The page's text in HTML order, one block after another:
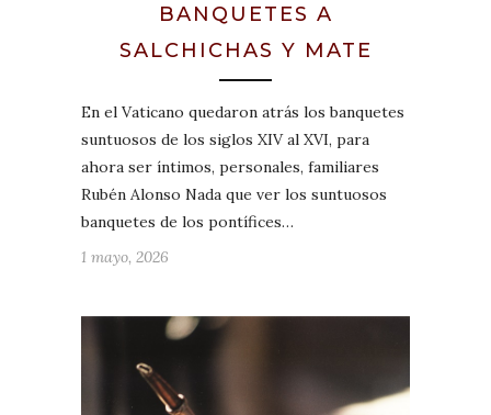
BANQUETES A
SALCHICHAS Y MATE
En el Vaticano quedaron atrás los banquetes
suntuosos de los siglos XIV al XVI, para
ahora ser íntimos, personales, familiares
Rubén Alonso Nada que ver los suntuosos
banquetes de los pontífices…
1 mayo, 2026